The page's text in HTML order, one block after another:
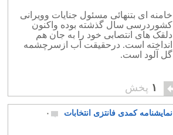
خامنه ای بتنهائی مسئول جنایات وویرانی
کشوردرسی سال گذشته بوده واکنون
دلقک های انتصابی خود را به جان هم
انداخته است. درحقیقت آب ازسرچشمه
گل آلود است.
۱ پخش
نمایشنامه کمدی فانتزی انتخابات ۰